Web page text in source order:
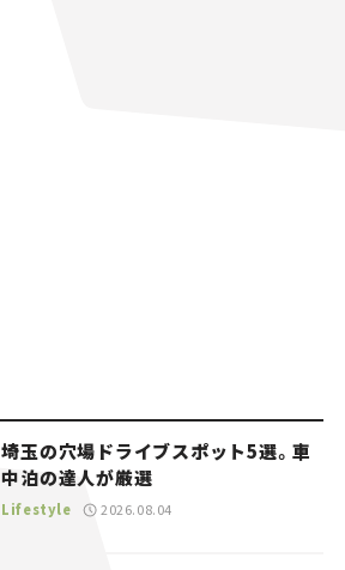
埼玉の穴場ドライブスポット5選。車
中泊の達人が厳選
Lifestyle 2026.08.04